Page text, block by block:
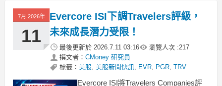
7月 2026年
11
Evercore ISI下調Travelers評級，
未來成長潛力受限！
最後更新於 2026.7.11 03:16 瀏覽人次 :217
撰文者： CMoney 研究員
標籤： 美股, 美股新聞快訊, EVR, PGR, TRV
Evercore ISI將Travelers Companies評